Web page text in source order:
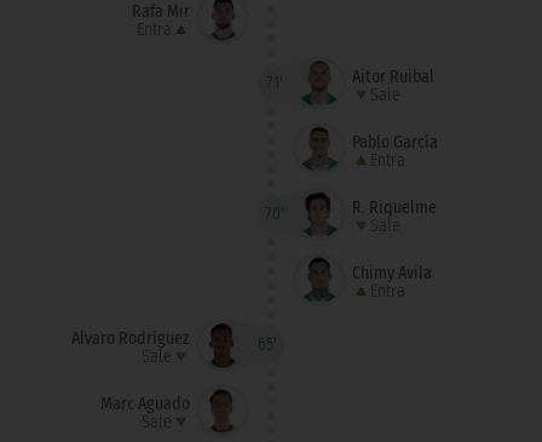
Rafa Mir
Entra
71'
Aitor Ruibal
Sale
Pablo García
Entra
70'
R. Riquelme
Sale
Chimy Ávila
Entra
65'
Álvaro Rodríguez
Sale
Marc Aguado
Sale